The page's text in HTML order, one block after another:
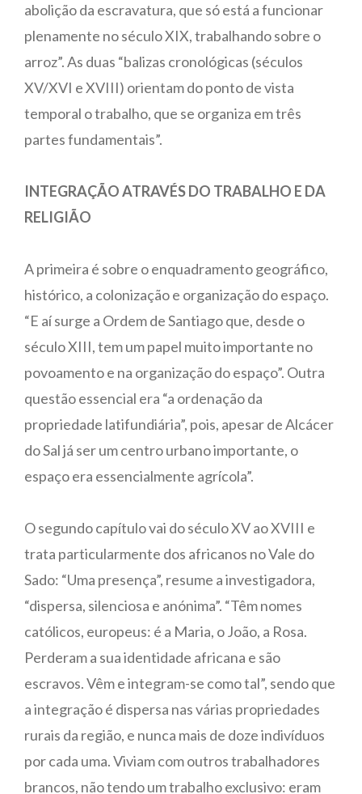
abolição da escravatura, que só está a funcionar
plenamente no século XIX, trabalhando sobre o
arroz”. As duas “balizas cronológicas (séculos
XV/XVI e XVIII) orientam do ponto de vista
temporal o trabalho, que se organiza em três
partes fundamentais”.
INTEGRAÇÃO ATRAVÉS DO TRABALHO E DA
RELIGIÃO
A primeira é sobre o enquadramento geográfico,
histórico, a colonização e organização do espaço.
“E aí surge a Ordem de Santiago que, desde o
século XIII, tem um papel muito importante no
povoamento e na organização do espaço”. Outra
questão essencial era “a ordenação da
propriedade latifundiária”, pois, apesar de Alcácer
do Sal já ser um centro urbano importante, o
espaço era essencialmente agrícola”.
O segundo capítulo vai do século XV ao XVIII e
trata particularmente dos africanos no Vale do
Sado: “Uma presença”, resume a investigadora,
“dispersa, silenciosa e anónima”. “Têm nomes
católicos, europeus: é a Maria, o João, a Rosa.
Perderam a sua identidade africana e são
escravos. Vêm e integram-se como tal”, sendo que
a integração é dispersa nas várias propriedades
rurais da região, e nunca mais de doze indivíduos
por cada uma. Viviam com outros trabalhadores
brancos, não tendo um trabalho exclusivo: eram